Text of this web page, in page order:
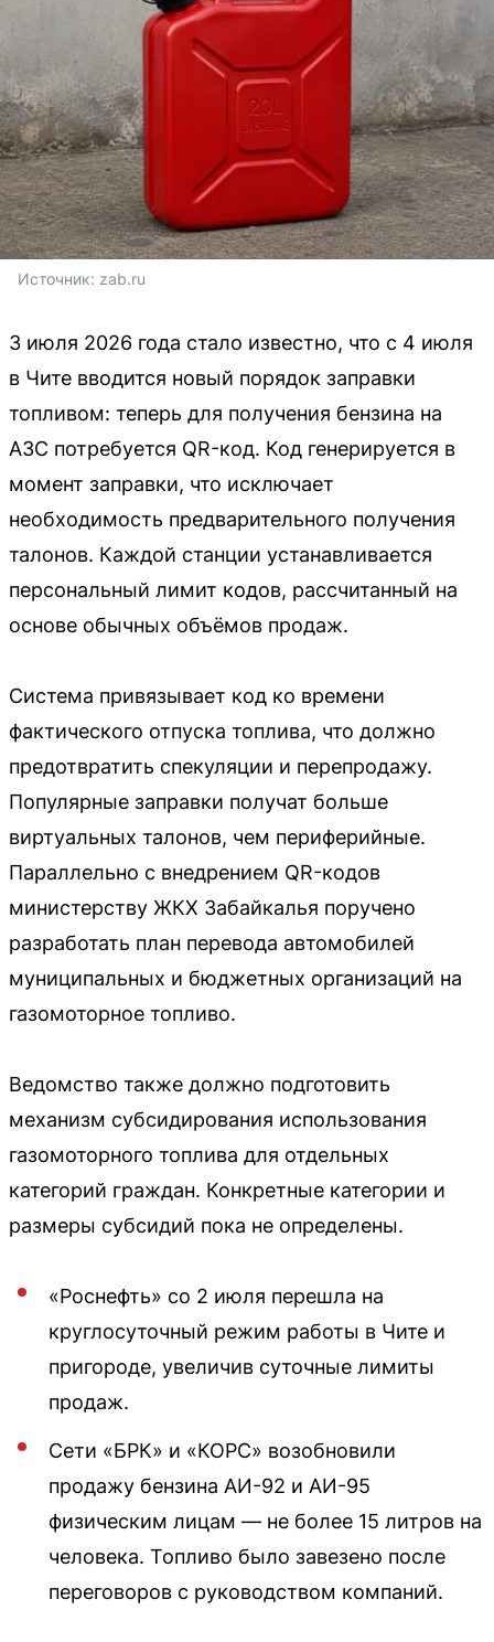
Источник: zab.ru
3 июля 2026 года стало известно, что с 4 июля
в Чите вводится новый порядок заправки
топливом: теперь для получения бензина на
АЗС потребуется QR-код. Код генерируется в
момент заправки, что исключает
необходимость предварительного получения
талонов. Каждой станции устанавливается
персональный лимит кодов, рассчитанный на
основе обычных объёмов продаж.
Система привязывает код ко времени
фактического отпуска топлива, что должно
предотвратить спекуляции и перепродажу.
Популярные заправки получат больше
виртуальных талонов, чем периферийные.
Параллельно с внедрением QR-кодов
министерству ЖКХ Забайкалья поручено
разработать план перевода автомобилей
муниципальных и бюджетных организаций на
газомоторное топливо.
Ведомство также должно подготовить
механизм субсидирования использования
газомоторного топлива для отдельных
категорий граждан. Конкретные категории и
размеры субсидий пока не определены.
«Роснефть» со 2 июля перешла на
круглосуточный режим работы в Чите и
пригороде, увеличив суточные лимиты
продаж.
Сети «БРК» и «КОРС» возобновили
продажу бензина АИ-92 и АИ-95
физическим лицам — не более 15 литров на
человека. Топливо было завезено после
переговоров с руководством компаний.